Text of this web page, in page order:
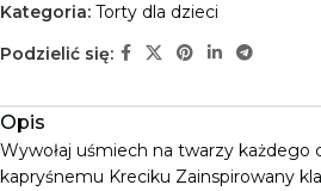
Kategoria: Torty dla dzieci
Podzielić się:
Opis
Wywołaj uśmiech na twarzy każdego
kapryśnemu Kreciku Zainspirowany